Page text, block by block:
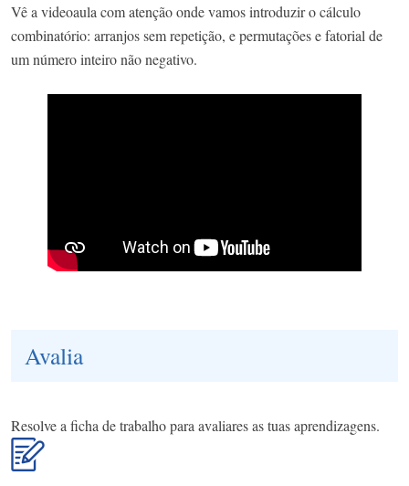
Vê a videoaula com atenção onde vamos introduzir o cálculo
combinatório: arranjos sem repetição, e permutações e fatorial de
um número inteiro não negativo.
Avalia
Resolve a ficha de trabalho para avaliares as tuas aprendizagens.